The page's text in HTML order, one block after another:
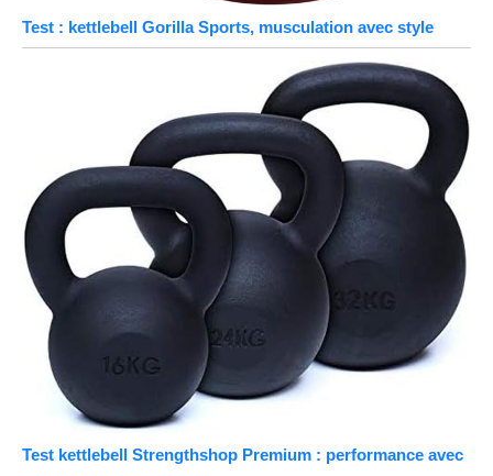
Test : kettlebell Gorilla Sports, musculation avec style
Test kettlebell Strengthshop Premium : performance avec